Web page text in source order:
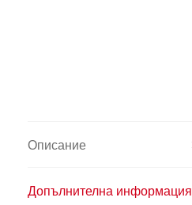
Описание
Допълнителна информация